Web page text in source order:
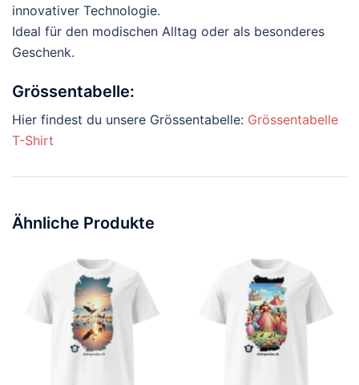
innovativer Technologie.
Ideal für den modischen Alltag oder als besonderes
Geschenk.
Grössentabelle:
Hier findest du unsere Grössentabelle: Grössentabelle
T-Shirt
Ähnliche Produkte